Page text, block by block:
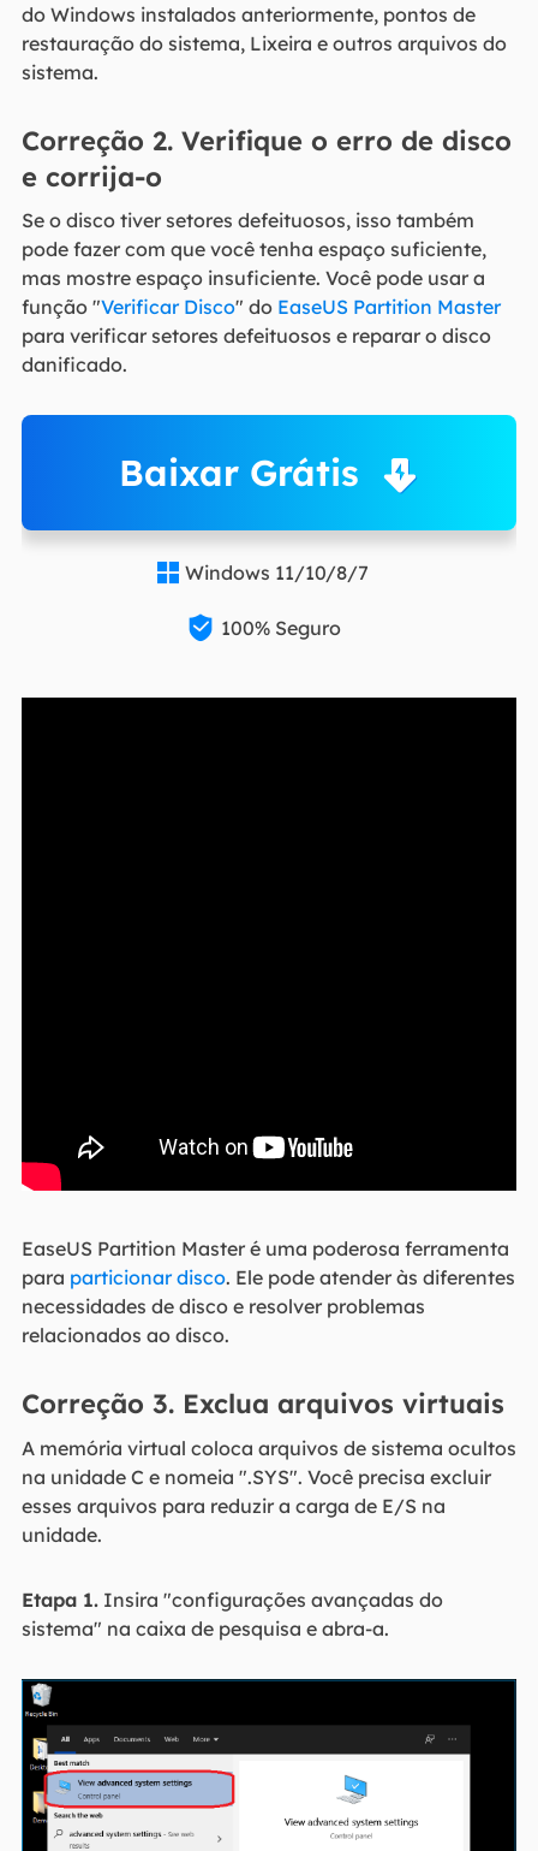
do Windows instalados anteriormente, pontos de
restauração do sistema, Lixeira e outros arquivos do
sistema.
Correção 2. Verifique o erro de disco
e corrija-o
Se o disco tiver setores defeituosos, isso também
pode fazer com que você tenha espaço suficiente,
mas mostre espaço insuficiente. Você pode usar a
função "Verificar Disco" do EaseUS Partition Master
para verificar setores defeituosos e reparar o disco
danificado.
Baixar Grátis
 Windows 11/10/8/7
 100% Seguro
EaseUS Partition Master é uma poderosa ferramenta
para particionar disco. Ele pode atender às diferentes
necessidades de disco e resolver problemas
relacionados ao disco.
Correção 3. Exclua arquivos virtuais
A memória virtual coloca arquivos de sistema ocultos
na unidade C e nomeia ".SYS". Você precisa excluir
esses arquivos para reduzir a carga de E/S na
unidade.
Etapa 1.Insira "configurações avançadas do
sistema" na caixa de pesquisa e abra-a.